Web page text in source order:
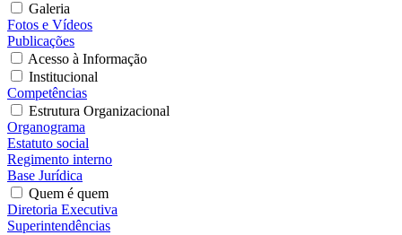
Galeria
Fotos e Vídeos
Publicações
Acesso à Informação
Institucional
Competências
Estrutura Organizacional
Organograma
Estatuto social
Regimento interno
Base Jurídica
Quem é quem
Diretoria Executiva
Superintendências